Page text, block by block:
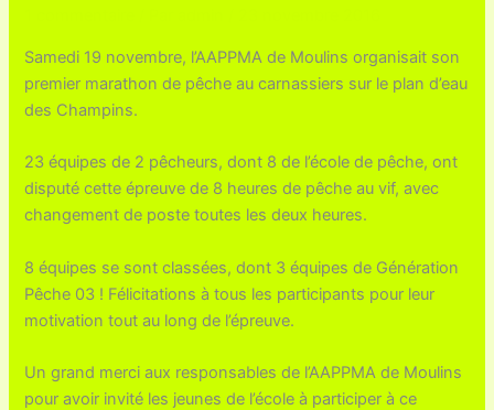
Samedi 19 novembre, l’AAPPMA de Moulins organisait son
premier marathon de pêche au carnassiers sur le plan d’eau
des Champins.
23 équipes de 2 pêcheurs, dont 8 de l’école de pêche, ont
disputé cette épreuve de 8 heures de pêche au vif, avec
changement de poste toutes les deux heures.
8 équipes se sont classées, dont 3 équipes de Génération
Pêche 03 ! Félicitations à tous les participants pour leur
motivation tout au long de l’épreuve.
Un grand merci aux responsables de l’AAPPMA de Moulins
pour avoir invité les jeunes de l’école à participer à ce